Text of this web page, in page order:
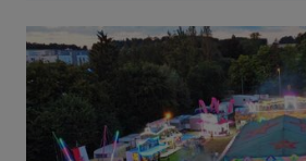
Vier Tage mit vollem Programm